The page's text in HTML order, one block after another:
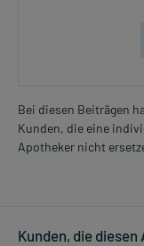
Bei diesen Beiträgen
Kunden, die eine
Apotheker nicht
Kunden, die